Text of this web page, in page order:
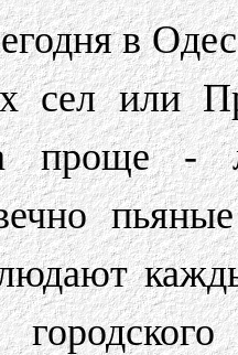
в
сел или
проще -